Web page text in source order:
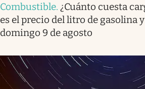
Combustible. ¿Cuánto cuesta
es el precio del litro de gasolina
domingo 9 de agosto